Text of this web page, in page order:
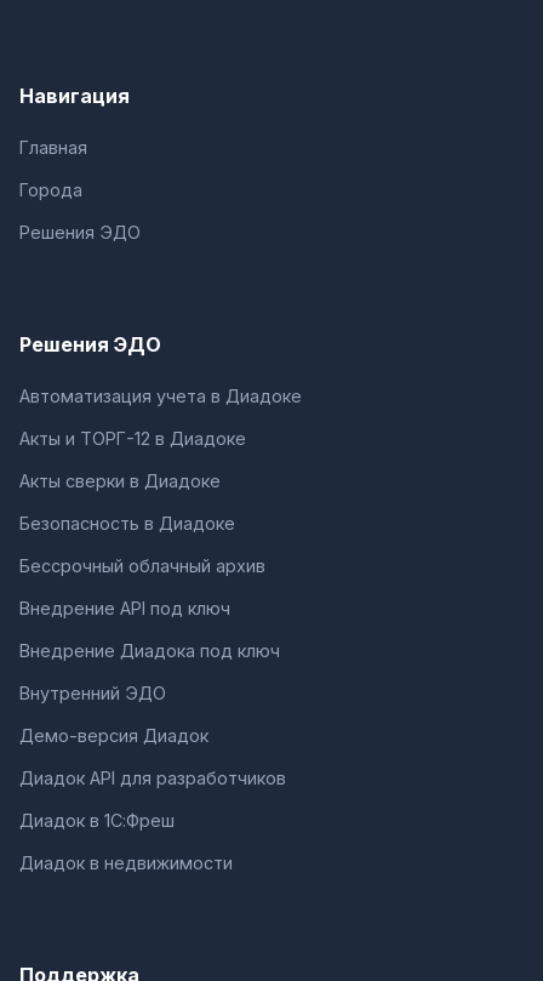
Навигация
Главная
Города
Решения ЭДО
Решения ЭДО
Автоматизация учета в Диадоке
Акты и ТОРГ-12 в Диадоке
Акты сверки в Диадоке
Безопасность в Диадоке
Бессрочный облачный архив
Внедрение API под ключ
Внедрение Диадока под ключ
Внутренний ЭДО
Демо-версия Диадок
Диадок API для разработчиков
Диадок в 1С:Фреш
Диадок в недвижимости
Поддержка